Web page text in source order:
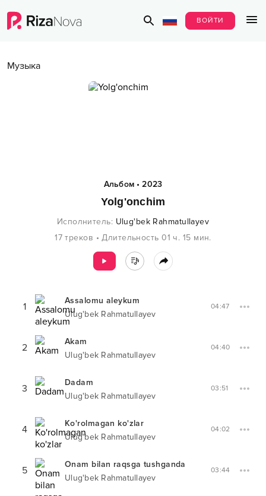
ВОЙТИ
Музыка
Альбом•2023
Yolg'onchim
Исполнитель: Ulug'bek Rahmatullayev
17 треков •Длительность 01 ч. 15 мин.
1
Assalomu aleykum
Ulug'bek Rahmatullayev
04:47
2
Akam
Ulug'bek Rahmatullayev
04:40
3
Dadam
Ulug'bek Rahmatullayev
03:51
4
Ko'rolmagan ko'zlar
Ulug'bek Rahmatullayev
04:02
5
Onam bilan raqsga tushganda
Ulug'bek Rahmatullayev
03:44